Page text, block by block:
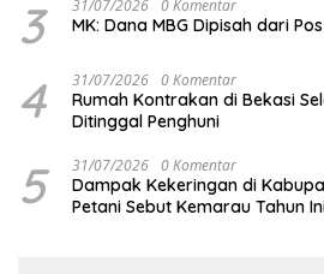
3 31/07/2026 0 Komentar
MK: Dana MBG Dipisah dari
4 31/07/2026 0 Komentar
Rumah Kontrakan di Bekasi
Ditinggal Penghuni
5 31/07/2026 0 Komentar
Dampak Kekeringan di
Petani Sebut Kemarau Tahun